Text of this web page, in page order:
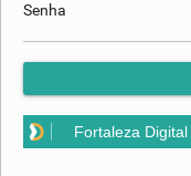
Senha
Fortaleza Digital